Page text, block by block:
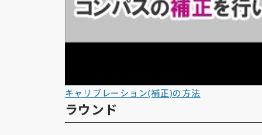
キャリブレーション(補正)の方法
ラウンド